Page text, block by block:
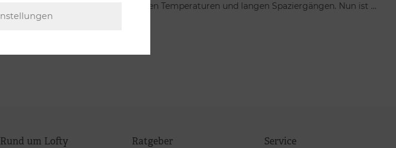
viel Sonnenschein, milden Temperaturen und langen Spaziergängen. Nun ist …
Rund um Lofty Ratgeber Service